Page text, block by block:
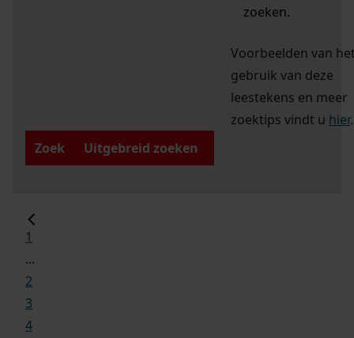
zoeken.
Voorbeelden van
gebruik van deze
leestekens en meer
zoektips vindt u hier.
Zoek
Uitgebreid zoeken
1
...
2
3
4